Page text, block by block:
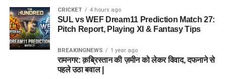
CRICKET 4 hours ago
SUL vs WEF Dream11 Prediction Match 27:
Pitch Report, Playing XI & Fantasy Tips
BREAKINGNEWS 1 year ago
रामनगर: क़ब्रिस्तान की ज़मीन को लेकर विवाद, दफनाने से
पहले उठा बवाल |